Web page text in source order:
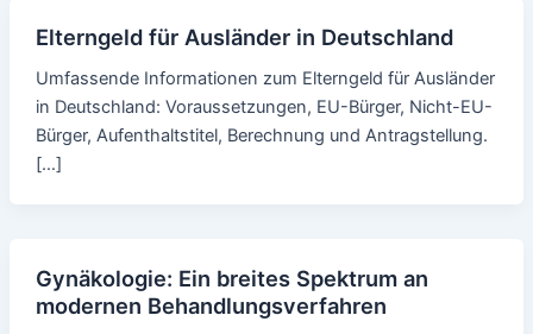
Elterngeld für Ausländer in Deutschland
Umfassende Informationen zum Elterngeld für Ausländer
in Deutschland: Voraussetzungen, EU-Bürger, Nicht-EU-
Bürger, Aufenthaltstitel, Berechnung und Antragstellung.
[…]
Gynäkologie: Ein breites Spektrum an
modernen Behandlungsverfahren